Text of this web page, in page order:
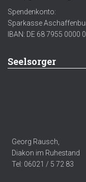
Spendenkonto:
Sparkasse
IBAN: DE 68 7955 0000
Seelsorger
Georg Rausch,
Diakon im Ruhestand
Tel: 06021 / 5 72 83